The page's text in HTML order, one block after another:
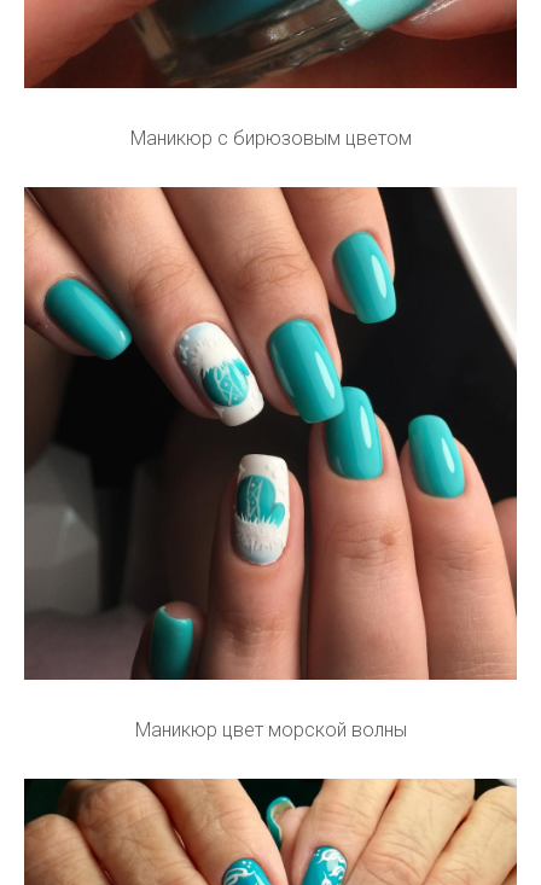
Маникюр с бирюзовым цветом
Маникюр цвет морской волны